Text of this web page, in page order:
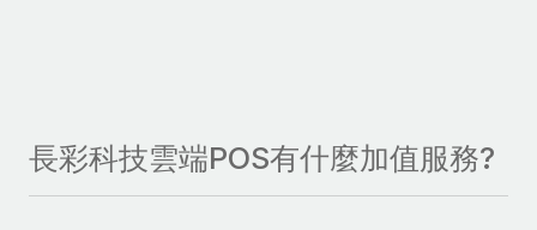
長彩科技雲端POS有什麼加值服務?